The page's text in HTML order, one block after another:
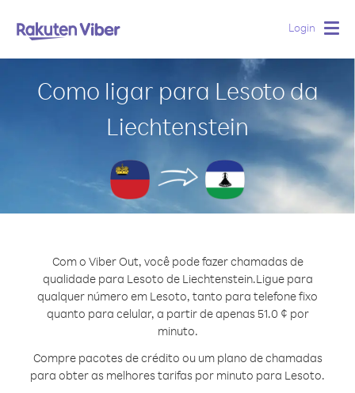
Login
Como ligar para Lesoto da
Liechtenstein
Com o Viber Out, você pode fazer chamadas de
qualidade para Lesoto de Liechtenstein.Ligue para
qualquer número em Lesoto, tanto para telefone fixo
quanto para celular, a partir de apenas 51.0 ¢ por
minuto.
Compre pacotes de crédito ou um plano de chamadas
para obter as melhores tarifas por minuto para Lesoto.